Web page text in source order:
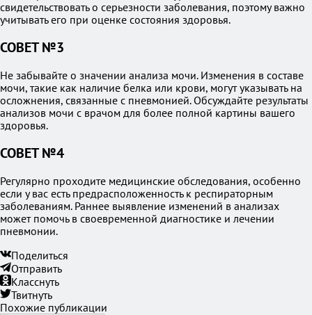
свидетельствовать о серьезности заболевания, поэтому важно
учитывать его при оценке состояния здоровья.
СОВЕТ №3
Не забывайте о значении анализа мочи. Изменения в составе
мочи, такие как наличие белка или крови, могут указывать на
осложнения, связанные с пневмонией. Обсуждайте результаты
анализов мочи с врачом для более полной картины вашего
здоровья.
СОВЕТ №4
Регулярно проходите медицинские обследования, особенно
если у вас есть предрасположенность к респираторным
заболеваниям. Раннее выявление изменений в анализах
может помочь в своевременной диагностике и лечении
пневмонии.
Поделиться
Отправить
Класснуть
Твитнуть
Похожие публикации